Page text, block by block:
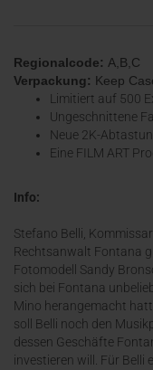
Regionalcode: A,B,C
Verpackung: Keep
Limitiert auf 500
Ungeschnittene
Neue 2K-
Eine FILM ART
Info:
Stefano Belli,
Rechtsanwalt Fontana
Fotomodell Sandy
sich bei Fontana
Mino herangemacht
soll Belli noch den
dessen Geschäfte
investieren will. Für Belli